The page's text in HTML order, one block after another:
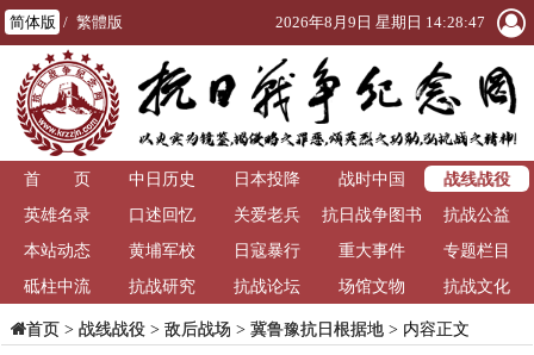
简体版 / 繁體版 2026年8月9日 星期日 14:28:47
首 页 中日历史 日本投降 战时中国
战线战役
英雄名录
口述回忆 关爱老兵
抗日战争图书
馆
抗战公益
本站动态
黄埔军校 日寇暴行 重大事件
专题栏目
砥柱中流
抗战研究 抗战论坛 场馆文物 抗战文化
首页> 战线战役> 敌后战场 > 冀鲁豫抗日根据地> 内容正文